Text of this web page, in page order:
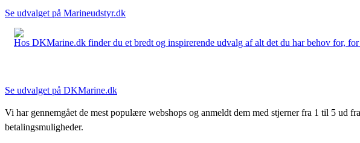
Se udvalget på Marineudstyr.dk
Hos DKMarine.dk finder du et bredt og inspirerende udvalg af alt det du har behov for,
Se udvalget på DKMarine.dk
Vi har gennemgået de mest populære webshops og anmeldt dem med stjerner fra 1 til 5 ud
betalingsmuligheder.